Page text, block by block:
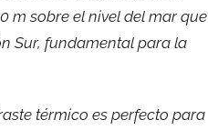
m sobre el nivel del mar que
Sur, fundamental para la
térmico es perfecto para